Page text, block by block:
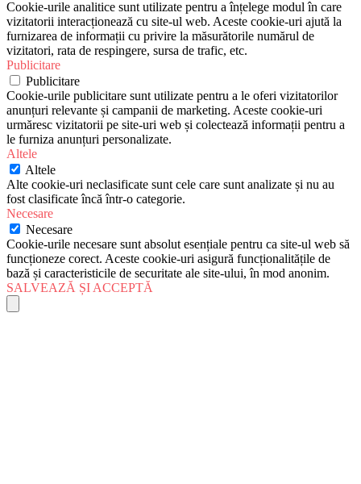
Cookie-urile analitice sunt utilizate pentru a înțelege modul în care
vizitatorii interacționează cu site-ul web. Aceste cookie-uri ajută la
furnizarea de informații cu privire la măsurătorile numărul de
vizitatori, rata de respingere, sursa de trafic, etc.
Publicitare
Publicitare
Cookie-urile publicitare sunt utilizate pentru a le oferi vizitatorilor
anunțuri relevante și campanii de marketing. Aceste cookie-uri
urmăresc vizitatorii pe site-uri web și colectează informații pentru a
le furniza anunțuri personalizate.
Altele
Altele
Alte cookie-uri neclasificate sunt cele care sunt analizate și nu au
fost clasificate încă într-o categorie.
Necesare
Necesare
Cookie-urile necesare sunt absolut esențiale pentru ca site-ul web să
funcționeze corect. Aceste cookie-uri asigură funcționalitățile de
bază și caracteristicile de securitate ale site-ului, în mod anonim.
SALVEAZĂ ȘI ACCEPTĂ